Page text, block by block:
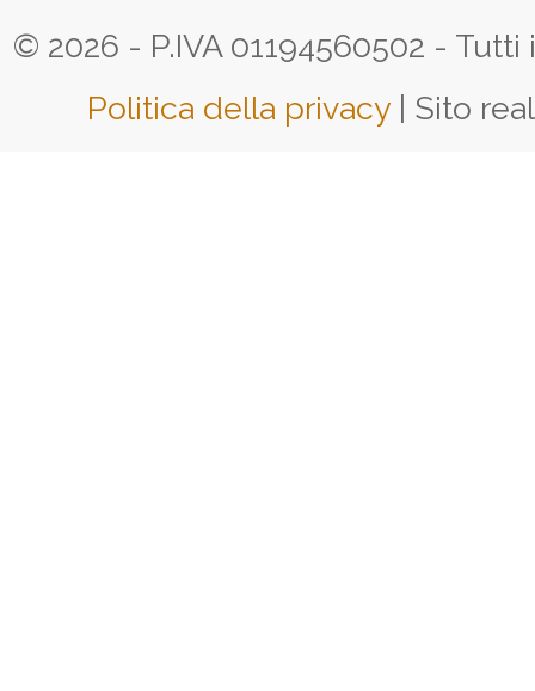
© 2026 - P.IVA 01194560502 -
Politica della privacy | Sito